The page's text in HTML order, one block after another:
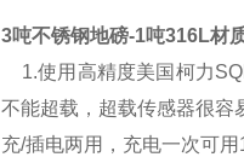
3吨不锈钢地磅-1吨316L材
1.使用高精度美国柯力
不能超载，超载传感器很容
充/插电两用，充电一次可